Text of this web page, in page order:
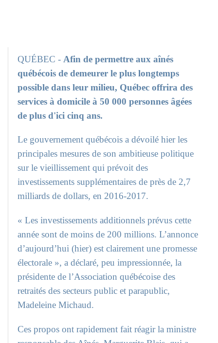
QUÉBEC - Afin de permettre aux aînés
québécois de demeurer le plus longtemps
possible dans leur milieu, Québec offrira des
services à domicile à 50 000 personnes âgées
de plus d'ici cinq ans.
Le gouvernement québécois a dévoilé hier les
principales mesures de son ambitieuse politique
sur le vieillissement qui prévoit des
investissements supplémentaires de près de 2,7
milliards de dollars, en 2016-2017.
« Les investissements additionnels prévus cette
année sont de moins de 200 millions. L’annonce
d’aujourd’hui (hier) est clairement une promesse
électorale », a déclaré, peu impressionnée, la
présidente de l’Association québécoise des
retraités des secteurs public et parapublic,
Madeleine Michaud.
Ces propos ont rapidement fait réagir la ministre